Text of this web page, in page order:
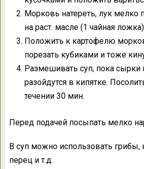
Морковь натереть, лук мелко
на раст. масле (1 чайная
Положить к картофелю
порезать кубиками и тоже
Размешивать суп, пока сырки
разойдутся в кипятке.
течении 30 мин.
Перед подачей посыпать мелко
В суп можно использовать грибы,
перец и т.д.